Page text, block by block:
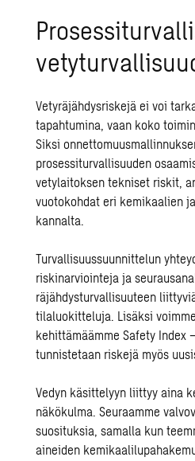
Vetyräjähdysriskejä ei voi
tapahtumina, vaan koko
Siksi
prosessiturvallisuuden
vetylaitoksen tekniset riskit,
vuotokohdat eri kemikaalien
kannalta.
Turvallisuussuunnittelun
riskinarviointeja ja
räjähdysturvallisuuteen
tilaluokitteluja. Lisäksi
kehittämäämmeSafety Index
tunnistetaan riskejä myös
Vedyn käsittelyyn liittyy aina
näkökulma. Seuraamme
suosituksia, samalla kun
aineiden